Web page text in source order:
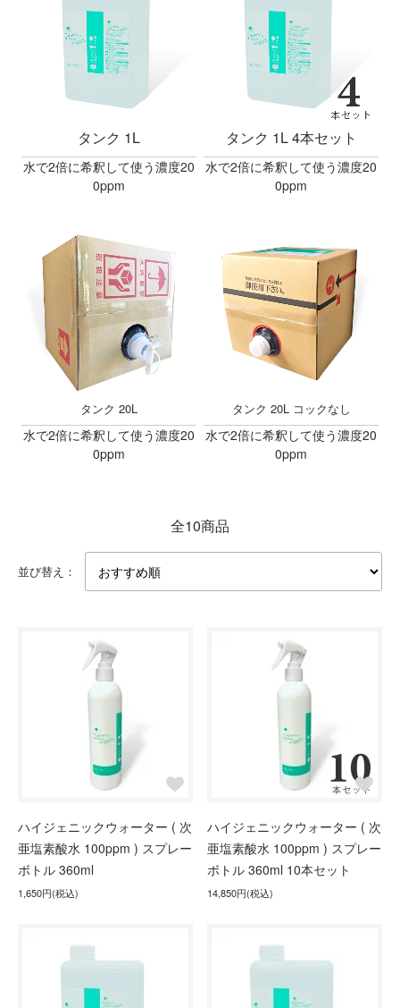
タンク 1L
水で2倍に希釈して使う濃度20
0ppm
タンク 1L 4本セット
水で2倍に希釈して使う濃度20
0ppm
タンク 20L
水で2倍に希釈して使う濃度20
0ppm
タンク 20L コックなし
水で2倍に希釈して使う濃度20
0ppm
全10商品
並び替え：
ハイジェニックウォーター ( 次
亜塩素酸水 100ppm ) スプレー
ボトル 360ml
1,650円(税込)
ハイジェニックウォーター ( 次
亜塩素酸水 100ppm ) スプレー
ボトル 360ml 10本セット
14,850円(税込)